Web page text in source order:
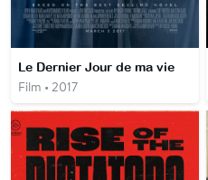
Le Dernier Jour de ma vie
Film • 2017